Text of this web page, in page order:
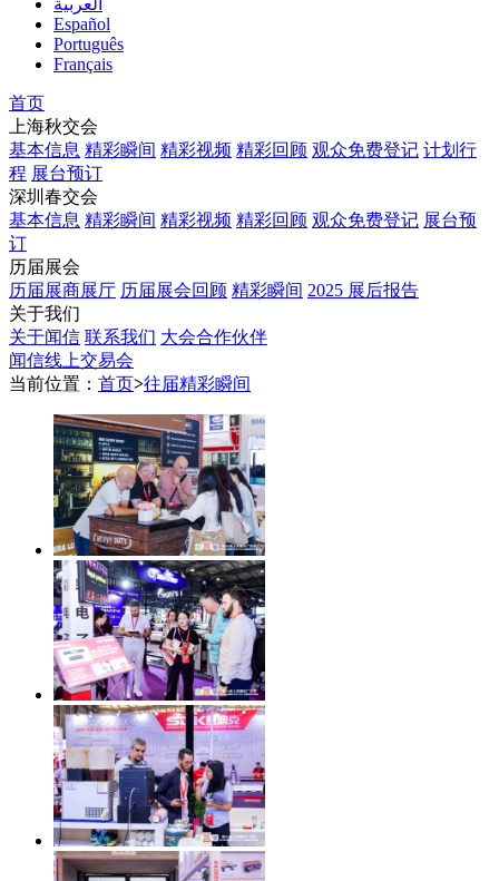
العربية
Español
Português
Français
首页
上海秋交会
基本信息 精彩瞬间 精彩视频 精彩回顾 观众免费登记 计划行
程 展台预订
深圳春交会
基本信息 精彩瞬间 精彩视频 精彩回顾 观众免费登记 展台预
订
历届展会
历届展商展厅 历届展会回顾 精彩瞬间 2025 展后报告
关于我们
关于闻信 联系我们 大会合作伙伴
闻信线上交易会
当前位置： 首页>往届精彩瞬间